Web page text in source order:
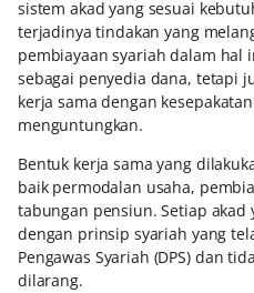
sistem akad yang sesuai
terjadinya tindakan yang
pembiayaan syariah dalam hal
sebagai penyedia dana, tetapi
kerja sama dengan
menguntungkan.
Bentuk kerja sama yang
baik permodalan usaha,
tabungan pensiun. Setiap akad
dengan prinsip syariah yang
Pengawas Syariah (DPS) dan
dilarang.